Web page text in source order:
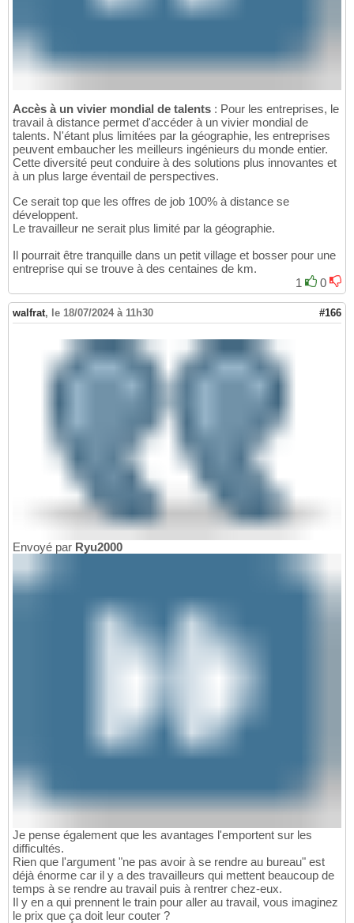
Accès à un vivier mondial de talents : Pour les entreprises, le
travail à distance permet d'accéder à un vivier mondial de
talents. N'étant plus limitées par la géographie, les entreprises
peuvent embaucher les meilleurs ingénieurs du monde entier.
Cette diversité peut conduire à des solutions plus innovantes et
à un plus large éventail de perspectives.
Ce serait top que les offres de job 100% à distance se
développent.
Le travailleur ne serait plus limité par la géographie.
Il pourrait être tranquille dans un petit village et bosser pour une
entreprise qui se trouve à des centaines de km.
1
0
walfrat, le 18/07/2024 à 11h30 #166
Envoyé par Ryu2000
Je pense également que les avantages l'emportent sur les
difficultés.
Rien que l'argument "ne pas avoir à se rendre au bureau" est
déjà énorme car il y a des travailleurs qui mettent beaucoup de
temps à se rendre au travail puis à rentrer chez-eux.
Il y en a qui prennent le train pour aller au travail, vous imaginez
le prix que ça doit leur couter ?